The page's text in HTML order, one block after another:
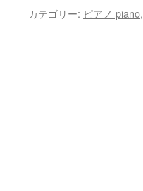
カテゴリー: ピアノ piano,